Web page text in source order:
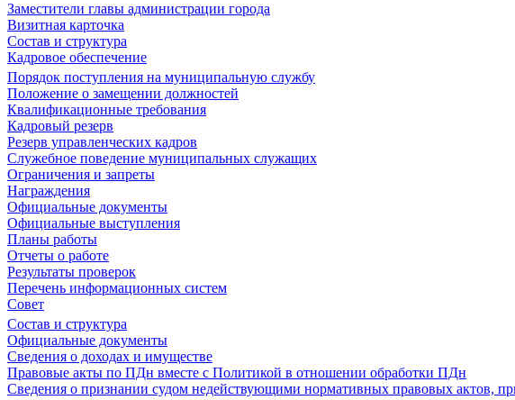
Заместители главы администрации города
Визитная карточка
Состав и структура
Кадровое обеспечение
Порядок поступления на муниципальную службу
Положение о замещении должностей
Квалификационные требования
Кадровый резерв
Резерв управленческих кадров
Служебное поведение муниципальных служащих
Ограничения и запреты
Награждения
Официальные документы
Официальные выступления
Планы работы
Отчеты о работе
Результаты проверок
Перечень информационных систем
Совет
Состав и структура
Официальные документы
Сведения о доходах и имуществе
Правовые акты по ПДн вместе с Политикой в отношении обработки ПДн
Сведения о признании судом недействующими нормативных правовых актов,